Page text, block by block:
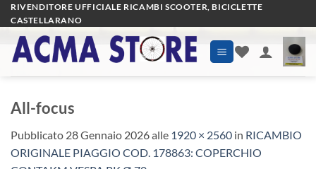
Salta
ai
contenuti
RIVENDITORE UFFICIALE RICAMBI SCOOTER, BICICLETTE
CASTELLARANO
All-focus
Pubblicato 28 Gennaio 2026alle 1920 × 2560 in RICAMBIO
ORIGINALE PIAGGIO COD. 178863: COPERCHIO